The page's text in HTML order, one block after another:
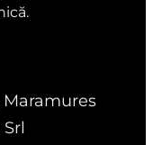
Maramures